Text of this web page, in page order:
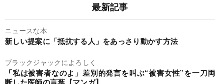
最新記事
ニュースな本
新しい提案に「抵抗する人」をあっさり動かす方法
ブラックジャックによろしく
「私は被害者なのよ」差別的発言を叫ぶ“被害女性”を一刀両